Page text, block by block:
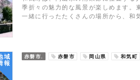
季折々の魅力的な風景が楽しめます。
一緒に行ったたくさんの場所から、
域
報
赤磐市. 赤磐市 岡山県 和気町